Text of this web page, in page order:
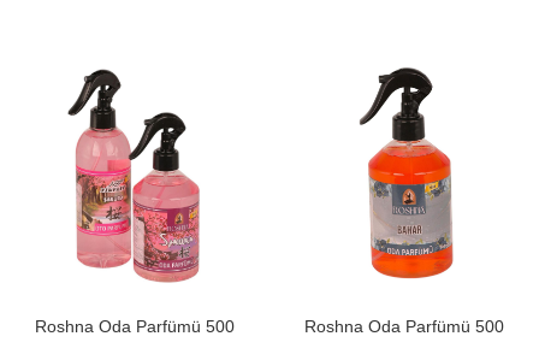
Roshna Oda Parfümü 500
Roshna Oda Parfümü 500